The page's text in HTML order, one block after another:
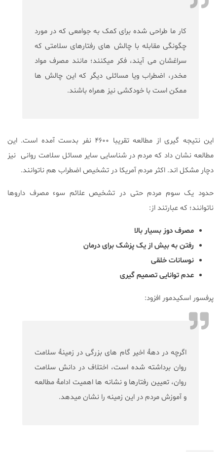
کار ما طراحی شده برای کمک به جوامعی که در مورد
چگونگی مقابله با چالش های رفتارهای سلامتی که
سراغشان می آیند، فکر میکنند؛ مانند مصرف مواد
مخدر، اضطراب ویا مسائلی دیگر که این چالش ها
ممکن است با خودکشی نیز همراه باشند.
این نتیجه گیری از مطالعه تقریبا ۴۶۰۰ نفر بدست آمده است. این
مطالعه نشان داد که مردم در شناسایی سایر مسائل سلامت روانی نیز
دچار مشکل اند. اکثر مردم آمریکا در تشخیص اضطراب هم ناتوانند.
حدود یک سوم مردم حتی در تشخیص علائم سوء مصرف داروها
ناتوانند؛ که عبارتند از:
مصرف دوز بسیار بالا
رفتن به بیش از یک پزشک برای درمان
نوسانات خلقی
عدم توانایی تصمیم گیری
پرفسور اسكيدمور افزود:
اگرچه در دهۀ اخیر گام های بزرگی در زمینۀ سلامت
روان برداشته شده است، اختلاف در دانش سلامت
روان، تعیین رفتارها و نشانه ها اهمیت ادامۀ مطالعه
و آموزش مردم در این زمینه را نشان میدهد.